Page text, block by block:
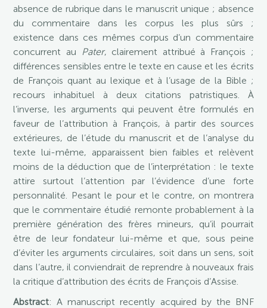
absence de rubrique dans le manuscrit unique ; absence
du commentaire dans les corpus les plus sûrs ;
existence dans ces mêmes corpus d’un commentaire
concurrent au Pater, clairement attribué à François ;
différences sensibles entre le texte en cause et les écrits
de François quant au lexique et à l’usage de la Bible ;
recours inhabituel à deux citations patristiques. À
l’inverse, les arguments qui peuvent être formulés en
faveur de l’attribution à François, à partir des sources
extérieures, de l’étude du manuscrit et de l’analyse du
texte lui-même, apparaissent bien faibles et relèvent
moins de la déduction que de l’interprétation : le texte
attire surtout l’attention par l’évidence d’une forte
personnalité. Pesant le pour et le contre, on montrera
que le commentaire étudié remonte probablement à la
première génération des frères mineurs, qu’il pourrait
être de leur fondateur lui-même et que, sous peine
d’éviter les arguments circulaires, soit dans un sens, soit
dans l’autre, il conviendrait de reprendre à nouveaux frais
la critique d’attribution des écrits de François d’Assise.
Abstract: A manuscript recently acquired by the BNF